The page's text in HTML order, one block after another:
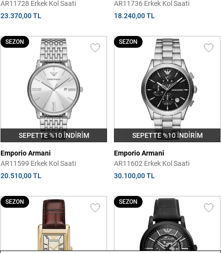
AR11728 Erkek Kol Saati
23.370,00 TL
AR11736 Erkek Kol Saati
18.240,00 TL
SEPETTE %10 İNDİRİM
SEZON
Emporio Armani
AR11599 Erkek Kol Saati
20.510,00 TL
SEPETTE %10 İNDİRİM
SEZON
Emporio Armani
AR11602 Erkek Kol Saati
30.100,00 TL
SEZON SEZON